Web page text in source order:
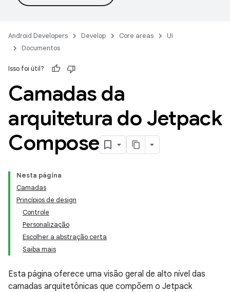
Android Developers Develop Core areas
UI
Documentos
Isso foi útil?
Camadas da
arquitetura do Jetpack
Compose
Nesta página
Camadas
Princípios de design
Controle
Personalização
Escolher a abstração certa
Saiba mais
Esta página oferece uma visão geral de alto nível das
camadas arquitetônicas que compõem o Jetpack